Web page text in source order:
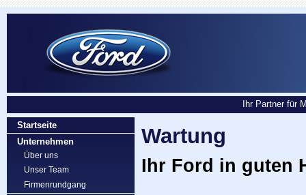
Ihr Partner für
Startseite
Unternehmen
Über uns
Unser Team
Firmenrundgang
Wartung
Ihr Ford in guten